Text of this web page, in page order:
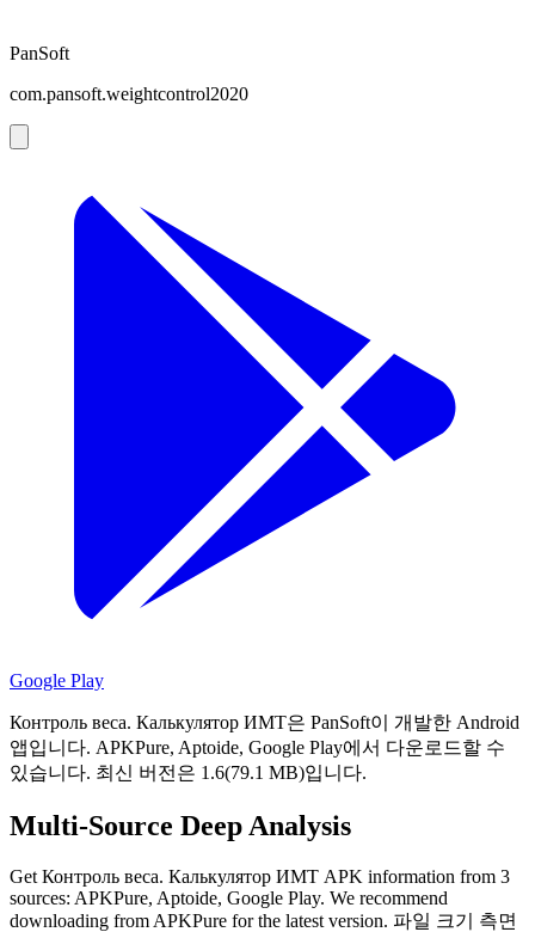
PanSoft
com.pansoft.weightcontrol2020
Google Play
Контроль веса. Калькулятор ИМТ은 PanSoft이 개발한 Android
앱입니다. APKPure, Aptoide, Google Play에서 다운로드할 수
있습니다. 최신 버전은 1.6(79.1 MB)입니다.
Multi-Source Deep Analysis
Get Контроль веса. Калькулятор ИМТ APK information from 3
sources: APKPure, Aptoide, Google Play. We recommend
downloading from APKPure for the latest version. 파일 크기 측면